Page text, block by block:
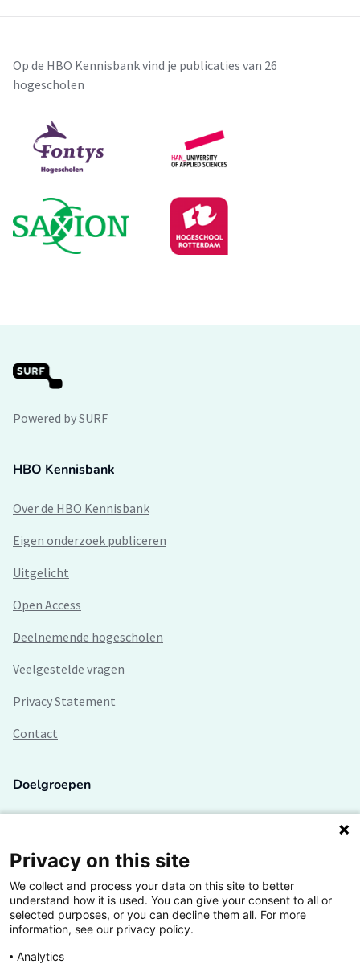
Op de HBO Kennisbank vind je publicaties van 26
hogescholen
Powered by SURF
HBO Kennisbank
Over de HBO Kennisbank
Eigen onderzoek publiceren
Uitgelicht
Open Access
Deelnemende hogescholen
Veelgestelde vragen
Privacy Statement
Contact
Doelgroepen
Lectoren en onderzoekers
Bedrijven
Hogescholen
Privacy on this site
We collect and process your data on this site to better
understand how it is used. You can give your consent to all or
selected purposes, or you can decline them all. For more
information, see our privacy policy.
Analytics